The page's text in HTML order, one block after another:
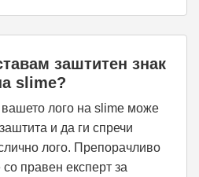
заштитен знак
slime?
вашето лого на slime може
и да ги спречи
лого. Препорачливо
правен експерт за